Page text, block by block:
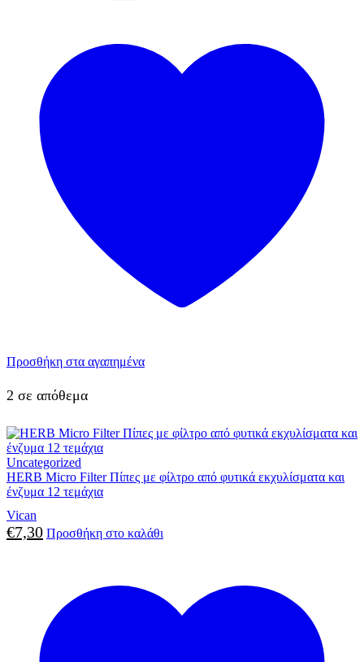
Προσθήκη στα αγαπημένα
2 σε απόθεμα
Uncategorized
HERB Micro Filter Πίπες με φίλτρο από φυτικά εκχυλίσματα και
ένζυμα 12 τεμάχια
Vican
€7,30 Προσθήκη στο καλάθι